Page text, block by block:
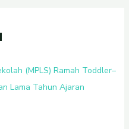
(MPLS) Ramah Toddler–
Lama Tahun Ajaran